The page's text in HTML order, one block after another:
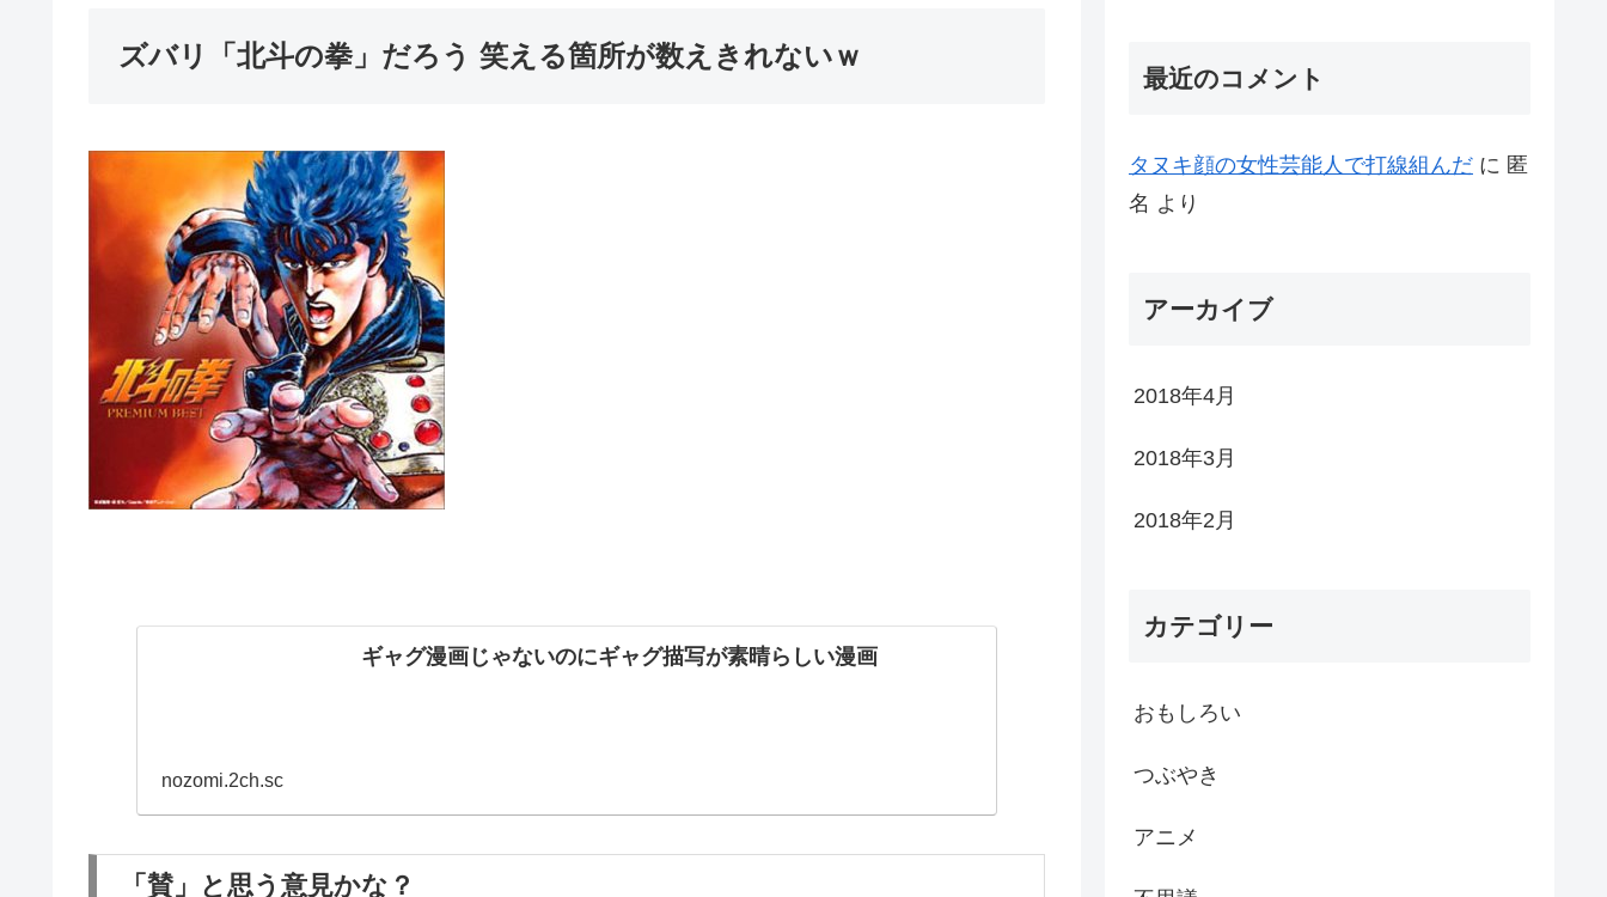
ズバリ「北斗の拳」だろう 笑える箇所が数えきれないｗ
ギャグ漫画じゃないのにギャグ描写が素晴らしい漫画
nozomi.2ch.sc
「賛」と思う意見かな？
最近のコメント
タヌキ顔の女性芸能人で打線組んだ に 匿
名 より
アーカイブ
2018年4月
2018年3月
2018年2月
カテゴリー
おもしろい
つぶやき
アニメ